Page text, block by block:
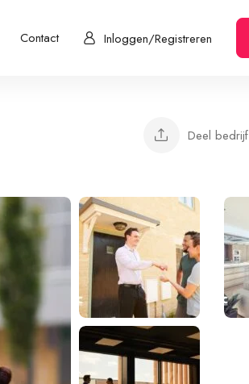
Contact Inloggen/Registreren
Deel bedrijf